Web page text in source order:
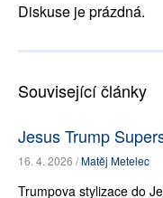
Diskuse je prázdná.
Související články
Jesus Trump
16. 4. 2026 /Matěj Metelec
Trumpova stylizace do